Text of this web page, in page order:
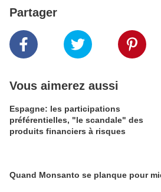
Partager
Vous aimerez aussi
Espagne: les participations
préférentielles, "le scandale" des
produits financiers à risques
Quand Monsanto se planque pour